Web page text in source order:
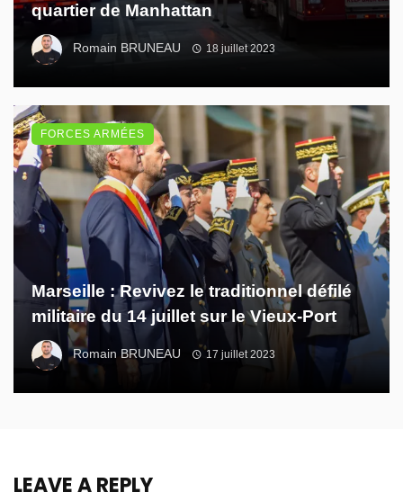
quartier de Manhattan
Romain BRUNEAU 18 juillet 2023
Marseille : Revivez le traditionnel défilé
militaire du 14 juillet sur le Vieux-Port
Romain BRUNEAU 17 juillet 2023
FORCES ARMÉES
LEAVE A REPLY